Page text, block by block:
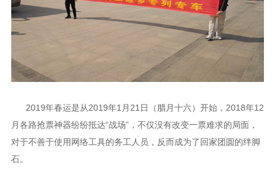
2019年春运是从2019年1月21日（腊月十六）开始，2018年12
月各路抢票神器纷纷抵达“战场”，不仅没有改变一票难求的局面，
对于不善于使用网络工具的务工人员，反而成为了回家团圆的绊脚
石。